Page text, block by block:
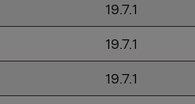
19.7.1
19.7.1
19.7.1